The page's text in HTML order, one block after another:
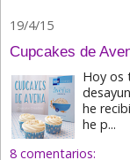
19/4/15
Cupcakes de
Hoy os
he
he p...
8 comentarios: